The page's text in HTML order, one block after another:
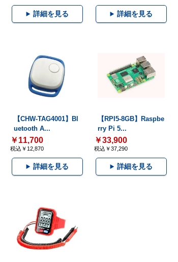
詳細を見る 詳細を見る
【CHW-TAG4001】Bl
uetooth A...
￥11,700
税込￥12,870
詳細を見る
【RPI5-8GB】Raspbe
rry Pi 5...
￥33,900
税込￥37,290
詳細を見る